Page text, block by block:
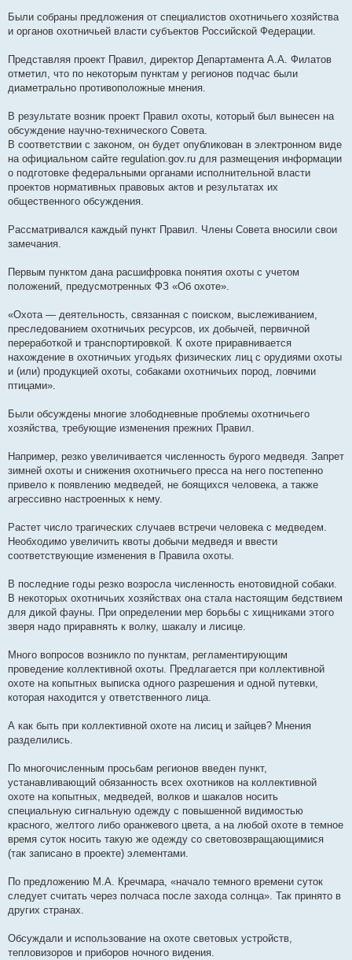
Были собраны предложения от специалистов охотничьего хозяйства
и органов охотничьей власти субъектов Российской Федерации.
Представляя проект Правил, директор Департамента А.А. Филатов
отметил, что по некоторым пунктам у регионов подчас были
диаметрально противоположные мнения.
В результате возник проект Правил охоты, который был вынесен на
обсуждение научно-технического Совета.
В соответствии с законом, он будет опубликован в электронном виде
на официальном сайте regulation.gov.ru для размещения информации
о подготовке федеральными органами исполнительной власти
проектов нормативных правовых актов и результатах их
общественного обсуждения.
Рассматривался каждый пункт Правил. Члены Совета вносили свои
замечания.
Первым пунктом дана расшифровка понятия охоты с учетом
положений, предусмотренных ФЗ «Об охоте».
«Охота — деятельность, связанная с поиском, выслеживанием,
преследованием охотничьих ресурсов, их добычей, первичной
переработкой и транспортировкой. К охоте приравнивается
нахождение в охотничьих угодьях физических лиц с орудиями охоты
и (или) продукцией охоты, собаками охотничьих пород, ловчими
птицами».
Были обсуждены многие злободневные проблемы охотничьего
хозяйства, требующие изменения прежних Правил.
Например, резко увеличивается численность бурого медведя. Запрет
зимней охоты и снижения охотничьего пресса на него постепенно
привело к появлению медведей, не боящихся человека, а также
агрессивно настроенных к нему.
Растет число трагических случаев встречи человека с медведем.
Необходимо увеличить квоты добычи медведя и ввести
соответствующие изменения в Правила охоты.
В последние годы резко возросла численность енотовидной собаки.
В некоторых охотничьих хозяйствах она стала настоящим бедствием
для дикой фауны. При определении мер борьбы с хищниками этого
зверя надо приравнять к волку, шакалу и лисице.
Много вопросов возникло по пунктам, регламентирующим
проведение коллективной охоты. Предлагается при коллективной
охоте на копытных выписка одного разрешения и одной путевки,
которая находится у ответственного лица.
А как быть при коллективной охоте на лисиц и зайцев? Мнения
разделились.
По многочисленным просьбам регионов введен пункт,
устанавливающий обязанность всех охотников на коллективной
охоте на копытных, медведей, волков и шакалов носить
специальную сигнальную одежду с повышенной видимостью
красного, желтого либо оранжевого цвета, а на любой охоте в темное
время суток носить такую же одежду со световозвращающимися
(так записано в проекте) элементами.
По предложению М.А. Кречмара, «начало темного времени суток
следует считать через полчаса после захода солнца». Так принято в
других странах.
Обсуждали и использование на охоте световых устройств,
тепловизоров и приборов ночного видения.